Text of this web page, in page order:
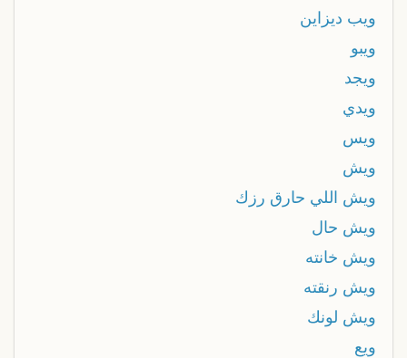
ويب ديزاين
ويبو
ويجد
ويدي
ويس
ويش
ويش اللي حارق رزك
ويش حال
ويش خانته
ويش رنقته
ويش لونك
ويع